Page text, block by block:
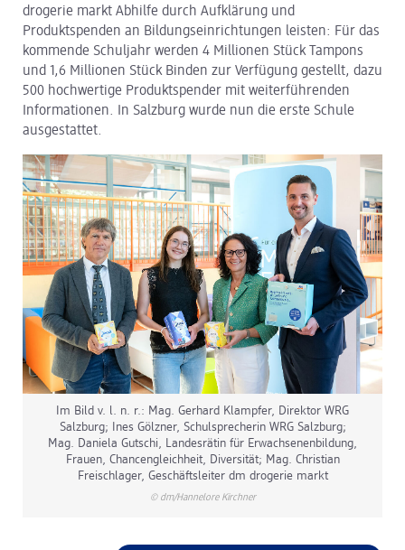
Über dm
Pressekontakt
ACTIVE BEAUTY
drogerie markt Abhilfe durch Aufklärung und
Produktspenden an Bildungseinrichtungen leisten: Für das
kommende Schuljahr werden 4 Millionen Stück Tampons
und 1,6 Millionen Stück Binden zur Verfügung gestellt, dazu
500 hochwertige Produktspender mit weiterführenden
Informationen. In Salzburg wurde nun die erste Schule
ausgestattet.
Im Bild v. l. n. r.: Mag. Gerhard Klampfer, Direktor WRG
Salzburg; Ines Gölzner, Schulsprecherin WRG Salzburg;
Mag. Daniela Gutschi, Landesrätin für Erwachsenenbildung,
Frauen, Chancengleichheit, Diversität; Mag. Christian
Freischlager, Geschäftsleiter dm drogerie markt
© dm/Hannelore Kirchner